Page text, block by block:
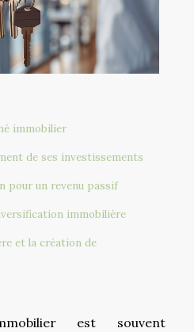
immobilier
de ses investissements
pour un revenu passif
immobilière
et la création de
est souvent